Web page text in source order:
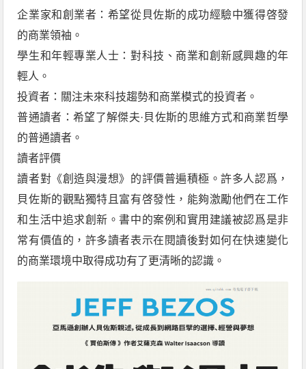
企業家和創業者：希望從貝佐斯的成功經驗中獲得啓發
的商業領袖。
學生和年輕專業人士：對科技、商業和創新感興趣的年
輕人。
投資者：關注未來科技趨勢和商業模式的投資者。
普通讀者：希望了解傑夫·貝佐斯的思維方式和商業哲學
的普通讀者。
讀者評價
讀者對《創造與漫想》的評價普遍積極。許多人認爲，
貝佐斯的觀點獨特且富有啓發性，能夠激勵他們在工作
和生活中追求創新。書中的案例和實用建議被認爲是非
常有價值的，許多讀者表示在閱讀後對如何在快速變化
的商業環境中取得成功有了更清晰的認識。